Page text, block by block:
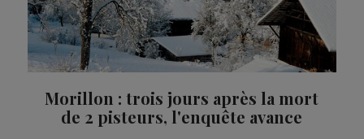
Morillon : trois jours après la mort
de 2 pisteurs, l'enquête avance